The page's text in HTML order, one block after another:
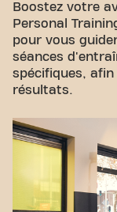
Boostez votre
Personal
pour vous
séances
spécifiques,
résultats.